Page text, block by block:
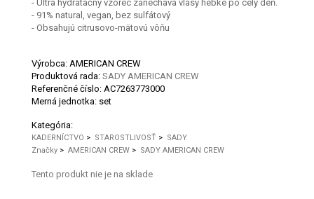
- Ultra hydratačný vzorec zanecháva vlasy hebké po celý deň.
- 91% natural, vegan, bez sulfátový
- Obsahujú citrusovo-mätovú vôňu
Výrobca: AMERICAN CREW
Produktová rada: SADY AMERICAN CREW
Referenčné číslo: AC7263773000
Merná jednotka: set
Kategória:
KADERNÍCTVO > STAROSTLIVOSŤ > SADY
Značky > AMERICAN CREW > SADY AMERICAN CREW
Tento produkt nie je na sklade